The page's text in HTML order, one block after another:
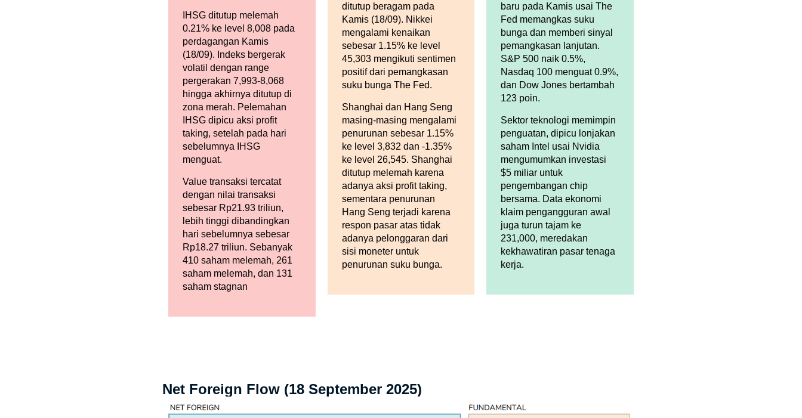
IHSG ditutup melemah
0.21% ke level 8,008 pada
perdagangan Kamis
(18/09). Indeks bergerak
volatil dengan range
pergerakan 7,993-8,068
hingga akhirnya ditutup di
zona merah. Pelemahan
IHSG dipicu aksi profit
taking, setelah pada hari
sebelumnya IHSG
menguat.
Value transaksi tercatat
dengan nilai transaksi
sebesar Rp21.93 triliun,
lebih tinggi dibandingkan
hari sebelumnya sebesar
Rp18.27 triliun. Sebanyak
410 saham melemah, 261
saham melemah, dan 131
saham stagnan
ditutup beragam pada
Kamis (18/09). Nikkei
mengalami kenaikan
sebesar 1.15% ke level
45,303 mengikuti sentimen
positif dari pemangkasan
suku bunga The Fed.
Shanghai dan Hang Seng
masing-masing mengalami
penurunan sebesar 1.15%
ke level 3,832 dan -1.35%
ke level 26,545. Shanghai
ditutup melemah karena
adanya aksi profit taking,
sementara penurunan
Hang Seng terjadi karena
respon pasar atas tidak
adanya pelonggaran dari
sisi moneter untuk
penurunan suku bunga.
baru pada Kamis usai The
Fed memangkas suku
bunga dan memberi sinyal
pemangkasan lanjutan.
S&P 500 naik 0.5%,
Nasdaq 100 menguat 0.9%,
dan Dow Jones bertambah
123 poin.
Sektor teknologi memimpin
penguatan, dipicu lonjakan
saham Intel usai Nvidia
mengumumkan investasi
$5 miliar untuk
pengembangan chip
bersama. Data ekonomi
klaim pengangguran awal
juga turun tajam ke
231,000, meredakan
kekhawatiran pasar tenaga
kerja.
Net Foreign Flow (18 September 2025)